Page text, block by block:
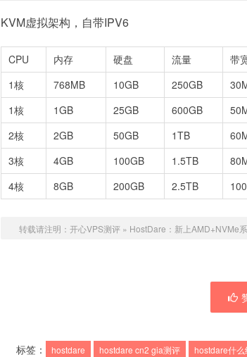
KVM虚拟架构，自带IPV6
CPU 内存 硬盘 流量 带
1核
768MB 10GB 250GB
1核
1GB 25GB 600GB
2核
2GB 50GB 1TB
3核
4GB 100GB 1.5TB
4核
8GB 200GB 2.5TB
转载请注明： 开心VPS测评» HostDare：新上AMD+NVMe
标签： hostdare hostdare cn2 gia测评 hostdare什么